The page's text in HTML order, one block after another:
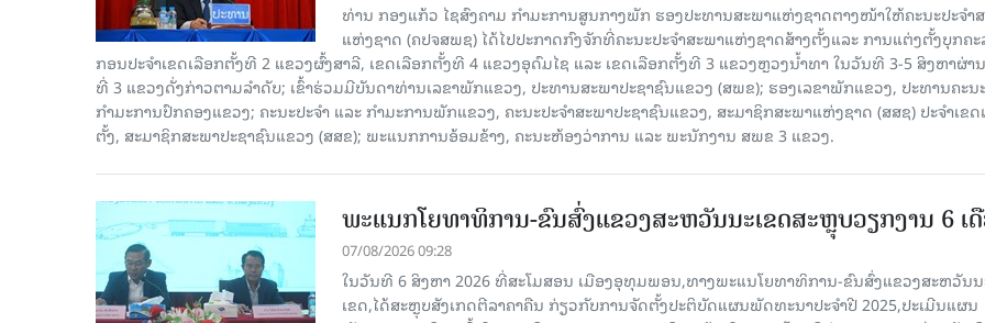
ທ່ານ ກອງແກ້ວ ໄຊສົງຄາມ ກຳມະການສູນກາງພັກ ຮອງປະທານສະພາແຫ່ງຊາດຕາງໜ້າໃຫ້ຄະນະປະຈໍາ
ແຫ່ງຊາດ (ຄປຈສພຊ) ໄດ້ໄປປະກາດກົງຈັກທີ່ຄະນະປະຈໍາສະພາແຫ່ງຊາດສ້າງຕັ້ງແລະ ການແຕ່ງຕັ້ງບຸກຄະ
ກອນປະຈໍາເຂດເລືອກຕັ້ງທີ 2 ແຂວງຜົ້ງສາລີ, ເຂດເລືອກຕັ້ງທີ 4 ແຂວງອຸດົມໄຊ ແລະ ເຂດເລືອກຕັ້ງທີ 3 ແຂວງຫຼວງນ້ຳທາ ໃນວັນທີ 3-5 ສິງຫາຜ່າ
ທີ່ 3 ແຂວງດັ່ງກ່າວຕາມລຳດັບ; ເຂົ້າຮ່ວມມີບັນດາທ່ານເລຂາພັກແຂວງ, ປະທານສະພາປະຊາຊົນແຂວງ (ສພຂ); ຮອງເລຂາພັກແຂວງ, ປະທານຄະນ
ກໍາມະການປົກຄອງແຂວງ; ຄະນະປະຈໍາ ແລະ ກໍາມະການພັກແຂວງ, ຄະນະປະຈໍາສະພາປະຊາຊົນແຂວງ, ສະມາຊິກສະພາແຫ່ງຊາດ (ສສຊ) ປະຈໍາເຂດ
ຕັ້ງ, ສະມາຊິກສະພາປະຊາຊົນແຂວງ (ສສຂ); ພະແນກການອ້ອມຂ້າງ, ຄະນະຫ້ອງວ່າການ ແລະ ພະນັກງານ ສພຂ 3 ແຂວງ.
ພະແນກໂຍທາທິການ-ຂົນສົ່ງແຂວງສະຫວັນນະເຂດສະຫຼຸບວຽກງານ 6 ເ
07/08/2026 09:28
ໃນວັນທີ 6 ສິງຫາ 2026 ທີ່ສະໂມສອນ ເມືອງອຸທຸມພອນ,ທາງພະແນໂຍທາທິການ-ຂົນສົ່ງແຂວງສະຫວັນ
ເຂດ,ໄດ້ສະຫຼຸບສັງເກດຕີລາຄາຄືນ ກ່ຽວກັບການຈັດຕັ້ງປະຕິບັດແຜນພັດທະນາປະຈໍາປີ 2025,ປະເມີນແຜນ